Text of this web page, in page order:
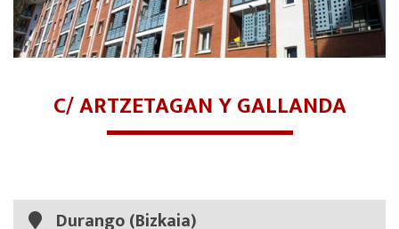
contacto
C/ ARTZETAGAN Y GALLANDA
Durango (Bizkaia)